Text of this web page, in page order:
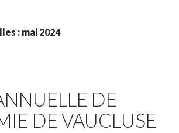
: mai 2024
DE
DE VAUCLUSE